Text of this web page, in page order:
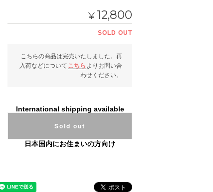
¥ 12,800
SOLD OUT
こちらの商品は完売いたしました。再
入荷などについて こちら よりお問い合
わせください。
International shipping available
Sold out
日本国内にお住まいの方向け